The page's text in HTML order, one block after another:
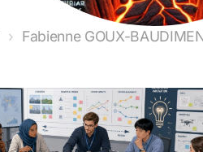
Fabienne GOUX-